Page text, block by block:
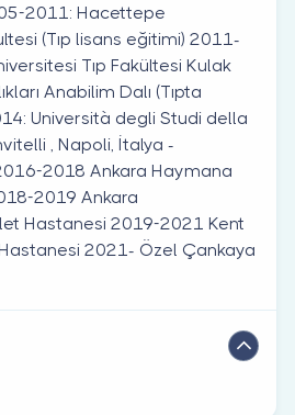
2011: Hacettepe
(Tıp lisans eğitimi) 2011-
Tıp Fakültesi Kulak
Anabilim Dalı (Tıpta
Università degli Studi della
, Napoli, İtalya -
2018 Ankara Haymana
2019 Ankara
Hastanesi 2019-2021 Kent
2021- Özel Çankaya